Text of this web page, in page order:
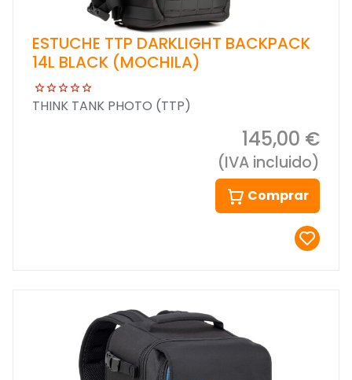
ESTUCHE TTP DARKLIGHT BACKPACK
14L BLACK (MOCHILA)
THINK TANK PHOTO (TTP)
145,00 €
(IVA incluido)
Comprar